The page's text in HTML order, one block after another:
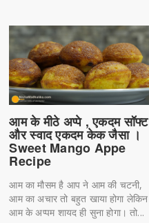
आम के मीठे अप्पे , एकदम सॉफ्ट
और स्वाद एकदम केक जैसा ।
Sweet Mango Appe
Recipe
आम का मौसम है आप ने आम की चटनी,
आम का अचार तो बहुत खाया होगा लेकिन
आम के अप्पम शायद ही सुना होगा। तो...